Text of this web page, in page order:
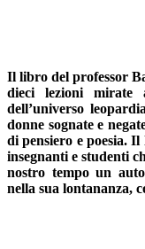
Il libro del professor
dieci lezioni mirate
dell’universo
donne sognate e
di pensiero e poesia.
insegnanti e studenti
nostro tempo un
nella sua lontananza,